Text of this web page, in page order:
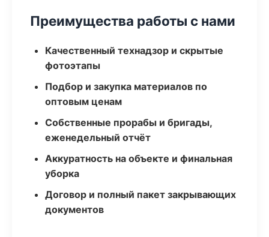
Преимущества работы с нами
Качественный технадзор и скрытые
фотоэтапы
Подбор и закупка материалов по
оптовым ценам
Собственные прорабы и бригады,
еженедельный отчёт
Аккуратность на объекте и финальная
уборка
Договор и полный пакет закрывающих
документов